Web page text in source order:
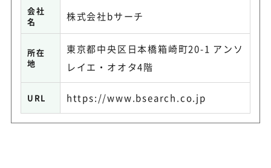
会社
名
株式会社bサーチ
所在
地
東京都中央区日本橋箱崎町20-1 アンソ
レイエ・オオタ4階
URL https://www.bsearch.co.jp